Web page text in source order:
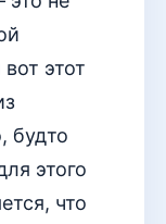
этот
будто
этого
что